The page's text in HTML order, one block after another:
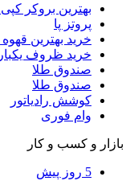
بهترین بروکر کپی
پروتز پا
خرید بهترین
خرید ظروف
صندوق طلا
صندوق طلا
کوشش رادیاتور
وام فوری
بازار و کسب و کار
5 روز پیش